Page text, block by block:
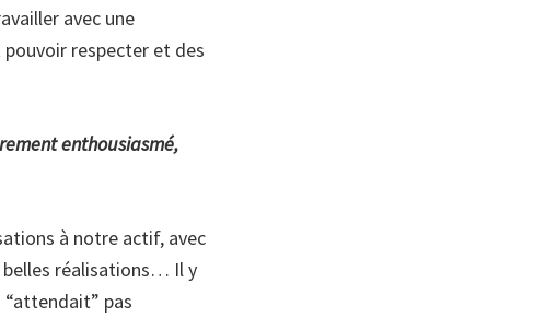
avec une
respecter et des
enthousiasmé,
à notre actif, avec
belles réalisations… Il y
pas